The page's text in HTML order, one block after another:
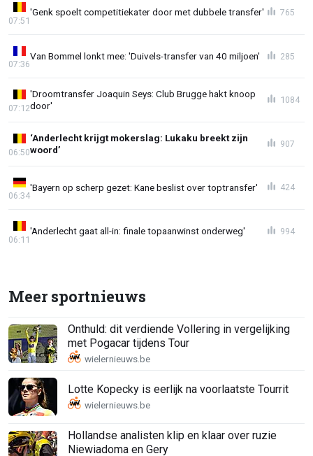
'Genk spoelt competitiekater door met dubbele transfer'
07:51
765
Van Bommel lonkt mee: 'Duivels-transfer van 40 miljoen'
07:36
285
'Droomtransfer Joaquin Seys: Club Brugge hakt knoop
door'
07:12
1084
‘Anderlecht krijgt mokerslag: Lukaku breekt zijn
woord’
06:50
907
'Bayern op scherp gezet: Kane beslist over toptransfer'
06:34
424
'Anderlecht gaat all-in: finale topaanwinst onderweg'
06:11
994
Meer sportnieuws
Onthuld: dit verdiende Vollering in vergelijking
met Pogacar tijdens Tour
Lotte Kopecky is eerlijk na voorlaatste Tourrit
Hollandse analisten klip en klaar over ruzie
Niewiadoma en Gery